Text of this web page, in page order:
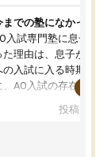
までの塾になかった
入試専門塾に息子を
た理由は、息子が高校
の入試に入る時期に差
、AO入試の存在を息
ことから、AOIに入塾
投稿日：